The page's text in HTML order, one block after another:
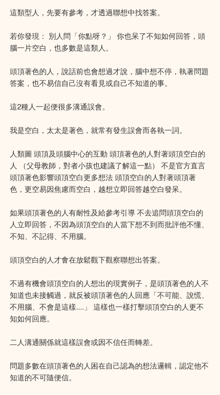
這類型人，先要有參考，才透過聯想中找答案。
若你發現： 別人問「你點呀？」 你也呆了不知如何回答，頭
腦一片空白，也多數是這類人。
頭頂著色的人，說話前也會想過才說，腦中想不停，執著問題
答案，也不易信自己沒有看見或自己不知道的事。
這2種人一起便很多溝通誤會。
我是空白，太太是著色，就常有發生誤會而各執一詞。
人類圖 頭頂及頭腦中心的互動 頭頂著色的人對著頭頂空白的
人 （父母教師，對者小孩也建議了解這一點） 不是官方直言
頭頂著色影響頭頂空白更多想法 頭頂空白的人對著頭頂著
色，更空易因焦慮而空白，越想立即回答越空白發呆。
如果頭頂著色的人有耐性及給參考引導 不去追問頭頂空白的
人立即回答，不因為頭頂空白的人當下想不到而批評他不懂、
不知、不記得、不用腦。
頭頂空白的人才㑹在放鬆觀下觀察聯想出答案。
不過有機會頭頂空白的人想出的現實例子，是頭頂著色的人不
知道也未接觸過，就反被頭頂著色的人回應「不可能、說慌、
不用腦、不會是這樣....」 這樣也一樣打擊頭頂空白的人更不
知如何回應。
二人溝通關係就這樣誤會或因不信任而轉差。
問題多數在頭頂著色的人困在自己認為的想法邏輯，認定他不
知道的不可隨便信。